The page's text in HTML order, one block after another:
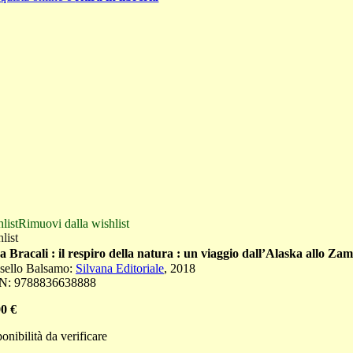
Rimuovi dalla wishlist
Bracali : il respiro della natura : un viaggio dall’Alaska allo
Balsamo: Silvana Editoriale, 2018
9788836638888
€
da verificare